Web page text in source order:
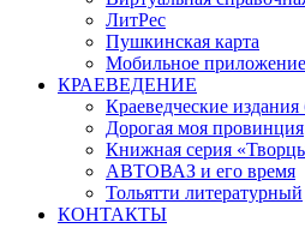
ЛитРес
Пушкинская карта
Мобильное приложение
КРАЕВЕДЕНИЕ
Краеведческие
Дорогая моя провинция
Книжная серия
АВТОВАЗ и его время
Тольятти литературный
КОНТАКТЫ